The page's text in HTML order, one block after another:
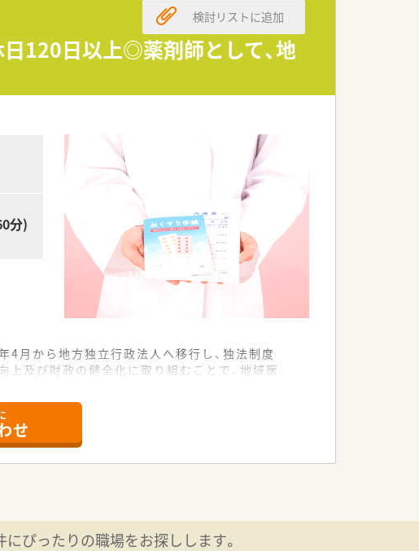
日120日以上◎薬剤師として、地
検討リストに追加
分)
4月から地方独立行政法人へ移行し、独法制度
上及び財政の健全化に取り組むことで、地域医
ライベートを重視したい方にもオススメで
ております！
せ
ぴったりの職場をお探しします。